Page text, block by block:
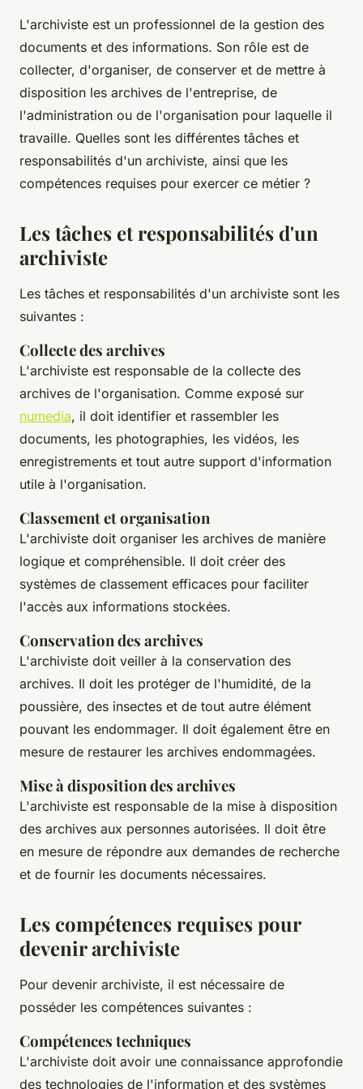
L'archiviste est un professionnel de la gestion des
documents et des informations. Son rôle est de
collecter, d'organiser, de conserver et de mettre à
disposition les archives de l'entreprise, de
l'administration ou de l'organisation pour laquelle il
travaille. Quelles sont les différentes tâches et
responsabilités d'un archiviste, ainsi que les
compétences requises pour exercer ce métier ?
Les tâches et responsabilités d'un
archiviste
Les tâches et responsabilités d'un archiviste sont les
suivantes :
Collecte des archives
L'archiviste est responsable de la collecte des
archives de l'organisation. Comme exposé sur
numedia, il doit identifier et rassembler les
documents, les photographies, les vidéos, les
enregistrements et tout autre support d'information
utile à l'organisation.
Classement et organisation
L'archiviste doit organiser les archives de manière
logique et compréhensible. Il doit créer des
systèmes de classement efficaces pour faciliter
l'accès aux informations stockées.
Conservation des archives
L'archiviste doit veiller à la conservation des
archives. Il doit les protéger de l'humidité, de la
poussière, des insectes et de tout autre élément
pouvant les endommager. Il doit également être en
mesure de restaurer les archives endommagées.
Mise à disposition des archives
L'archiviste est responsable de la mise à disposition
des archives aux personnes autorisées. Il doit être
en mesure de répondre aux demandes de recherche
et de fournir les documents nécessaires.
Les compétences requises pour
devenir archiviste
Pour devenir archiviste, il est nécessaire de
posséder les compétences suivantes :
Compétences techniques
L'archiviste doit avoir une connaissance approfondie
des technologies de l'information et des systèmes